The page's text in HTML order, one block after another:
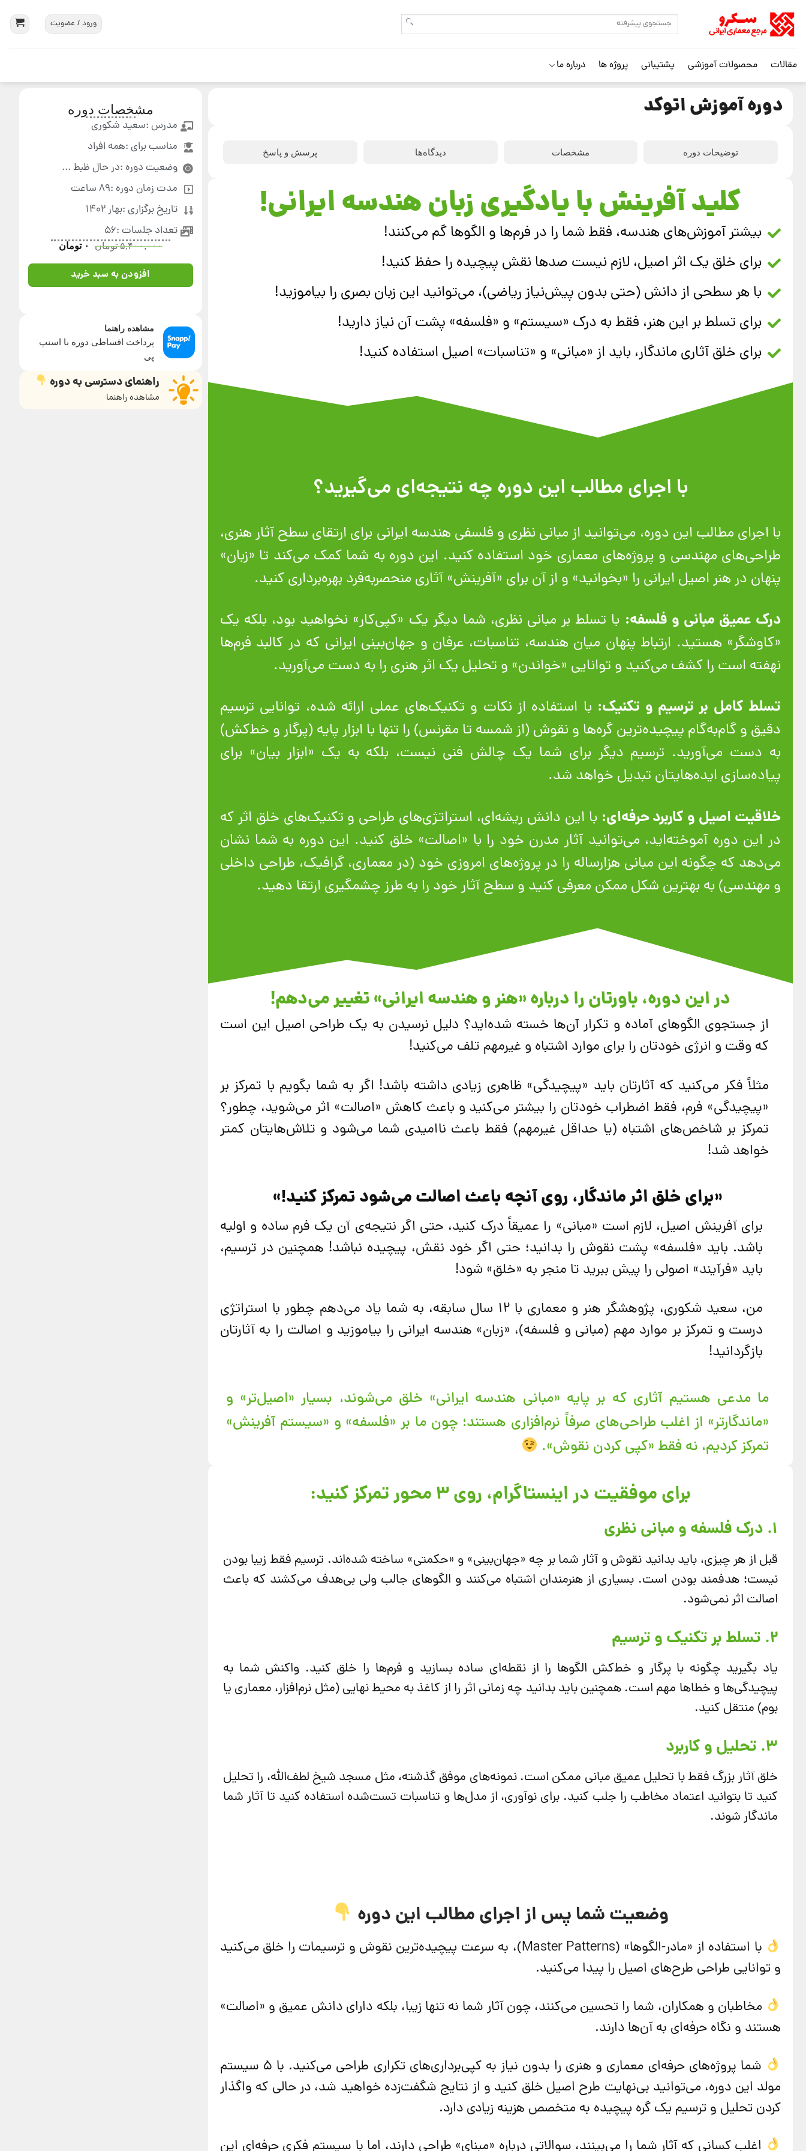
ورود / عضویت
مقالات محصولات آموزشی پشتیبانی پروژه ها درباره ما
دوره آموزش اتوکد
توضیحات دوره مشخصات دیدگاه‌ها پرسش و پاسخ
کلید آفرینش با یادگیری زبان هندسه ایرانی!
بیشتر آموزش‌های هندسه، فقط شما را در فرم‌ها و الگوها گم می‌کنند!
برای خلق یک اثر اصیل، لازم نیست صدها نقش پیچیده را حفظ کنید!
با هر سطحی از دانش (حتی بدون پیش‌نیاز ریاضی)، می‌توانید این زبان بصری را بیاموزید!
برای تسلط بر این هنر، فقط به درک «سیستم» و «فلسفه» پشت آن نیاز دارید!
برای خلق آثاری ماندگار، باید از «مبانی» و «تناسبات» اصیل استفاده کنید!
با اجرای مطالب این دوره چه نتیجه‌ای می‌گیرید؟
با اجرای مطالب این دوره، می‌توانید از مبانی نظری و فلسفی هندسه ایرانی برای ارتقای سطح آثار هنری،
طراحی‌های مهندسی و پروژه‌های معماری خود استفاده کنید. این دوره به شما کمک می‌کند تا «زبان»
پنهان در هنر اصیل ایرانی را «بخوانید» و از آن برای «آفرینش» آثاری منحصربه‌فرد بهره‌برداری کنید.
درک عمیق مبانی و فلسفه: با تسلط بر مبانی نظری، شما دیگر یک «کپی‌کار» نخواهید بود، بلکه یک
«کاوشگر» هستید. ارتباط پنهان میان هندسه، تناسبات، عرفان و جهان‌بینی ایرانی که در کالبد فرم‌ها
نهفته است را کشف می‌کنید و توانایی «خواندن» و تحلیل یک اثر هنری را به دست می‌آورید.
تسلط کامل بر ترسیم و تکنیک: با استفاده از نکات و تکنیک‌های عملی ارائه شده، توانایی ترسیم
دقیق و گام‌به‌گام پیچیده‌ترین گره‌ها و نقوش (از شمسه تا مقرنس) را تنها با ابزار پایه (پرگار و خط‌کش)
به دست می‌آورید. ترسیم دیگر برای شما یک چالش فنی نیست، بلکه به یک «ابزار بیان» برای
پیاده‌سازی ایده‌هایتان تبدیل خواهد شد.
خلاقیت اصیل و کاربرد حرفه‌ای: با این دانش ریشه‌ای، استراتژی‌های طراحی و تکنیک‌های خلق اثر که
در این دوره آموخته‌اید، می‌توانید آثار مدرن خود را با «اصالت» خلق کنید. این دوره به شما نشان
می‌دهد که چگونه این مبانی هزارساله را در پروژه‌های امروزی خود (در معماری، گرافیک، طراحی داخلی
و مهندسی) به بهترین شکل ممکن معرفی کنید و سطح آثار خود را به طرز چشمگیری ارتقا دهید.
در این دوره، باورتان را درباره «هنر و هندسه ایرانی» تغییر می‌دهم!
از جستجوی الگوهای آماده و تکرار آن‌ها خسته‌ شده‌اید؟ دلیل نرسیدن به یک طراحی اصیل این است
که وقت و انرژی خودتان را برای موارد اشتباه و غیرمهم تلف می‌کنید!
مثلاً فکر می‌کنید که آثارتان باید «پیچیدگی» ظاهری زیادی داشته باشد! اگر به شما بگویم با تمرکز بر
«پیچیدگی» فرم، فقط اضطراب خودتان را بیشتر می‌کنید و باعث کاهش «اصالت» اثر می‌شوید، چطور؟
تمرکز بر شاخص‌های اشتباه (یا حداقل غیرمهم) فقط باعث ناامیدی شما می‌شود و تلاش‌هایتان کمتر
خواهد شد!
«برای خلق اثر ماندگار، روی آنچه باعث اصالت می‌شود تمرکز کنید!»
برای آفرینش اصیل، لازم است «مبانی» را عمیقاً درک کنید، حتی اگر نتیجه‌ی آن یک فرم ساده و اولیه
باشد. باید «فلسفه» پشت نقوش را بدانید؛ حتی اگر خود نقش، پیچیده نباشد! همچنین در ترسیم،
باید «فرآیند» اصولی را پیش ببرید تا منجر به «خلق» شود!
من، سعید شکوری، پژوهشگر هنر و معماری با 12 سال سابقه، به شما یاد می‌دهم چطور با استراتژی
درست و تمرکز بر موارد مهم (مبانی و فلسفه)، «زبان» هندسه ایرانی را بیاموزید و اصالت را به آثارتان
بازگردانید!
ما مدعی هستیم آثاری که بر پایه «مبانی هندسه ایرانی» خلق می‌شوند، بسیار «اصیل‌تر» و
«ماندگارتر» از اغلب طراحی‌های صرفاً نرم‌افزاری هستند؛ چون ما بر «فلسفه» و «سیستم آفرینش»
تمرکز کردیم، نه فقط «کپی کردن نقوش».
برای موفقیت در اینستاگرام، روی ۳ محور تمرکز کنید:
۱. درک فلسفه و مبانی نظری
قبل از هر چیزی، باید بدانید نقوش و آثار شما بر چه «جهان‌بینی» و «حکمتی» ساخته شده‌اند. ترسیم فقط زیبا بودن
نیست؛ هدفمند بودن است. بسیاری از هنرمندان اشتباه می‌کنند و الگوهای جالب ولی بی‌هدف می‌کشند که باعث
اصالت اثر نمی‌شود.
۲. تسلط بر تکنیک و ترسیم
یاد بگیرید چگونه با پرگار و خط‌کش الگوها را از نقطه‌ای ساده بسازید و فرم‌ها را خلق کنید. واکنش شما به
پیچیدگی‌ها و خطاها مهم است. همچنین باید بدانید چه زمانی اثر را از کاغذ به محیط نهایی (مثل نرم‌افزار، معماری یا
بوم) منتقل کنید.
۳. تحلیل و کاربرد
خلق آثار بزرگ فقط با تحلیل عمیق مبانی ممکن است. نمونه‌های موفق گذشته، مثل مسجد شیخ لطف‌الله، را تحلیل
کنید تا بتوانید اعتماد مخاطب را جلب کنید. برای نوآوری، از مدل‌ها و تناسبات تست‌شده استفاده کنید تا آثار شما
ماندگار شوند.
وضعیت شما پس از اجرای مطالب این دوره
با استفاده از «مادر-الگوها» (Master Patterns)، به سرعت پیچیده‌ترین نقوش و ترسیمات را خلق می‌کنید
و توانایی طراحی طرح‌های اصیل را پیدا می‌کنید.
مخاطبان و همکاران، شما را تحسین می‌کنند، چون آثار شما نه تنها زیبا، بلکه دارای دانش عمیق و «اصالت»
هستند و نگاه حرفه‌ای به آن‌ها دارند.
شما پروژه‌های حرفه‌ای معماری و هنری را بدون نیاز به کپی‌برداری‌های تکراری طراحی می‌کنید. با ۵ سیستم
مولد این دوره، می‌توانید بی‌نهایت طرح اصیل خلق کنید و از نتایج شگفت‌زده خواهید شد، در حالی که واگذار
کردن تحلیل و ترسیم یک گره پیچیده به متخصص هزینه زیادی دارد.
مشخصات دوره
مدرس :سعید شکوری
مناسب برای :همه افراد
وضعیت دوره :در حال ظبط ...
مدت زمان دوره :89 ساعت
تاریخ برگزاری :بهار 1402
تعداد جلسات :56
۵,۴۰۰,۰۰۰ تومان ۰ تومان
افزودن به سبد خرید
مشاهده راهنما
پرداخت اقساطی دوره با اسنپ
پی
راهنمای دسترسی به دوره
مشاهده راهنما